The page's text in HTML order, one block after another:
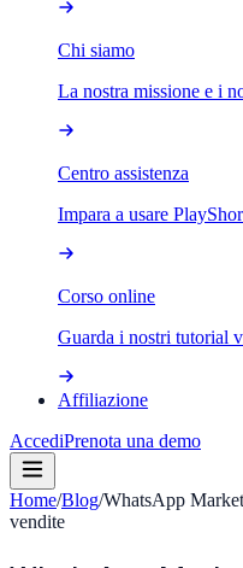
Chi siamo
La nostra missione e i
Centro assistenza
Impara a usare
Corso online
Guarda i nostri tutorial
Affiliazione
AccediPrenota una demo
Home/Blog/WhatsApp
vendite